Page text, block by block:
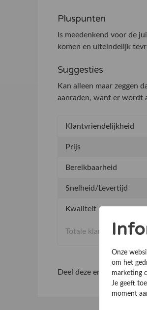
Pluspunten
Is meedenkend voor de
komen en uiteindelijk
Suggesties
Kan alleen maar zeggen
aanraden, want er wordt
Klantvriendelijkheid
Prijs
Bereikbaarheid
Snelheid/Levertijd
Kwaliteit
Totale klantervaring
Deel deze ervaring
Onze
om het
marketing
Je geeft
moment